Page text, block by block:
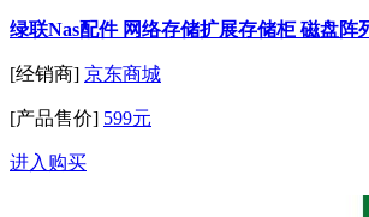
绿联Nas配件 网络存储扩展存储柜 磁盘
[经销商] 京东商城
[产品售价] 599元
进入购买